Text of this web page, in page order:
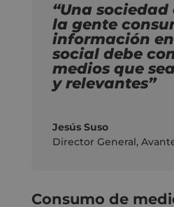
“Una
la gente
información
social debe
medios que
y relevantes”
Jesús Suso
Director General,
Consumo de